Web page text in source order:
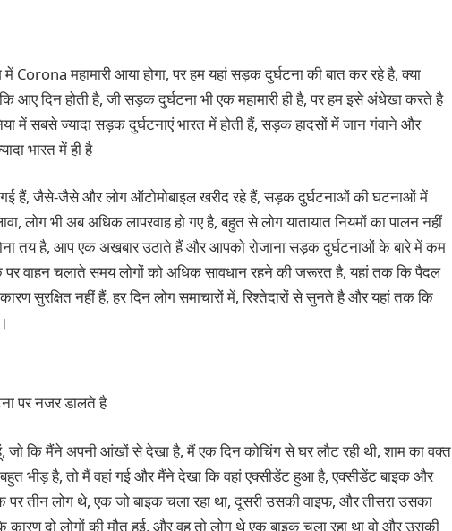
Corona महामारी आया होगा, पर हम यहां सड़क दुर्घटना की बात कर रहे है, क्या
आए दिन होती है, जी सड़क दुर्घटना भी एक महामारी ही है, पर हम इसे अंधेखा करते है
में सबसे ज्यादा सड़क दुर्घटनाएं भारत में होती हैं, सड़क हादसों में जान गंवाने और
भारत में ही है
हैं, जैसे-जैसे और लोग ऑटोमोबाइल खरीद रहे हैं, सड़क दुर्घटनाओं की घटनाओं में
लोग भी अब अधिक लापरवाह हो गए है, बहुत से लोग यातायात नियमों का पालन नहीं
तय है, आप एक अखबार उठाते हैं और आपको रोजाना सड़क दुर्घटनाओं के बारे में कम
वाहन चलाते समय लोगों को अधिक सावधान रहने की जरूरत है, यहां तक ​​कि पैदल
सुरक्षित नहीं हैं, हर दिन लोग समाचारों में, रिश्तेदारों से सुनते है और यहां तक ​​कि
पर नजर डालते है
कि मैंने अपनी आंखों से देखा है, मैं एक दिन कोचिंग से घर लौट रही थी, शाम का वक्त
भीड़ है, तो मैं वहां गई और मैंने देखा कि वहां एक्सीडेंट हुआ है, एक्सीडेंट बाइक और
तीन लोग थे, एक जो बाइक चला रहा था, दूसरी उसकी वाइफ, और तीसरा उसका
कारण दो लोगों की मौत हुई, और वह तो लोग थे एक बाइक चला रहा था वो और उसकी